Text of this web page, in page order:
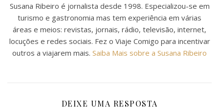
Susana Ribeiro é jornalista desde 1998. Especializou-se em
turismo e gastronomia mas tem experiência em várias
áreas e meios: revistas, jornais, rádio, televisão, internet,
locuções e redes sociais. Fez o Viaje Comigo para incentivar
outros a viajarem mais. Saiba Mais sobre a Susana Ribeiro
DEIXE UMA RESPOSTA